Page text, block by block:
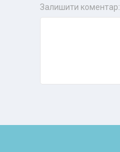
Залишити коментар: